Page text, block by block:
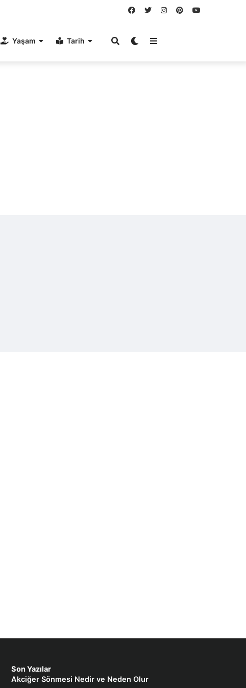
Yaşam Tarih
Son Yazılar
Akciğer Sönmesi Nedir ve Neden Olur